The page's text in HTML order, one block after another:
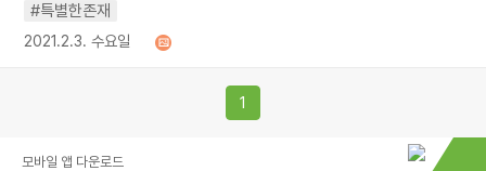
#특별한존재
2021.2.3. 수요일
1
모바일 앱 다운로드